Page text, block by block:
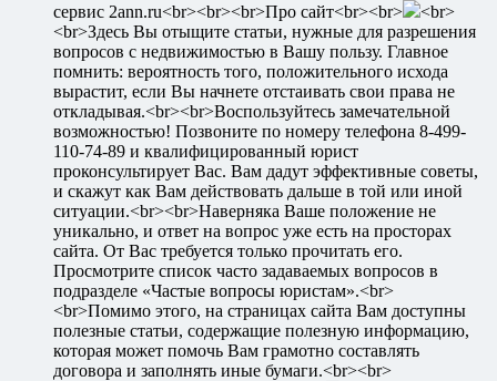
сервис 2ann.ru<br><br><br>Про сайт<br><br>
<br>
<br>Здесь Вы отыщите статьи, нужные для разрешения
вопросов с недвижимостью в Вашу пользу. Главное
помнить: вероятность того, положительного исхода
вырастит, если Вы начнете отстаивать свои права не
откладывая.<br><br>Воспользуйтесь замечательной
возможностью! Позвоните по номеру телефона 8-499-
110-74-89 и квалифицированный юрист
проконсультирует Вас. Вам дадут эффективные советы,
и скажут как Вам действовать дальше в той или иной
ситуации.<br><br>Наверняка Ваше положение не
уникально, и ответ на вопрос уже есть на просторах
сайта. От Вас требуется только прочитать его.
Просмотрите список часто задаваемых вопросов в
подразделе «Частые вопросы юристам».<br>
<br>Помимо этого, на страницах сайта Вам доступны
полезные статьи, содержащие полезную информацию,
которая может помочь Вам грамотно составлять
договора и заполнять иные бумаги.<br><br>